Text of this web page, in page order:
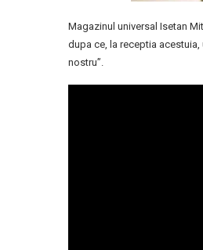
Magazinul universal Isetan
dupa ce, la receptia
nostru”.